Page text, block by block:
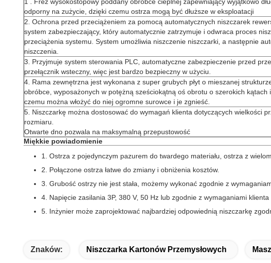
odporny na zużycie, dzięki czemu ostrza mogą być dłuższe w eksploatacji
2. Ochrona przed przeciążeniem za pomocą automatycznych niszczarek
system zabezpieczający, który automatycznie zatrzymuje i odwraca proces
przeciążenia systemu. System umożliwia niszczenie niszczarki, a następnie
niszczenia.
3. Przyjmuje system sterowania PLC, automatyczne zabezpieczenie przed
przełącznik wsteczny, więc jest bardzo bezpieczny w użyciu.
4. Rama zewnętrzna jest wykonana z super grubych płyt o mieszanej
obróbce, wyposażonych w potężną sześciokątną oś obrotu o szerokich kątach
czemu można włożyć do niej ogromne surowce i je zgnieść.
5. Niszczarkę można dostosować do wymagań klienta dotyczących wielkości
rozmiaru.
Otwarte dno pozwala na maksymalną przepustowość
Miękkie powiadomienie
1. Ostrza z pojedynczym pazurem do twardego materiału, ostrza z
2. Połączone ostrza łatwe do zmiany i obniżenia kosztów.
3. Grubość ostrzy nie jest stała, możemy wykonać zgodnie z
4. Napięcie zasilania 3P, 380 V, 50 Hz lub zgodnie z wymaganiami klienta
5. Inżynier może zaprojektować najbardziej odpowiednią niszczarkę
Znaków: Niszczarka Kartonów Przemysłowych